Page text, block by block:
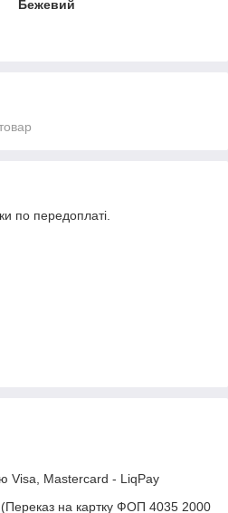
Бежевий
по передоплаті.
Visa, Mastercard - LiqPay
(Переказ на картку ФОП 4035 2000